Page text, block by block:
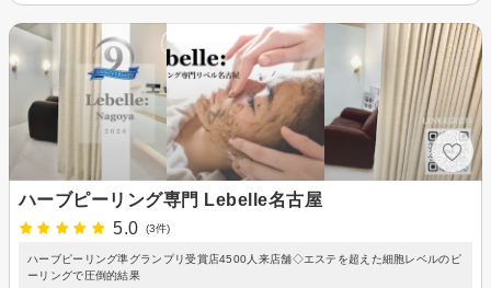
ハーブピーリング専門 Lebelle名古屋
5.0
(3件)
ハーブピーリング準グランプリ受賞店4500人来店舗◇エステを超えた細胞レベルのピ
ーリングで圧倒的結果